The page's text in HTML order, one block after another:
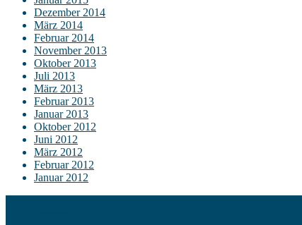
Dezember 2014
März 2014
Februar 2014
November 2013
Oktober 2013
Juli 2013
März 2013
Februar 2013
Januar 2013
Oktober 2012
Juni 2012
März 2012
Februar 2012
Januar 2012